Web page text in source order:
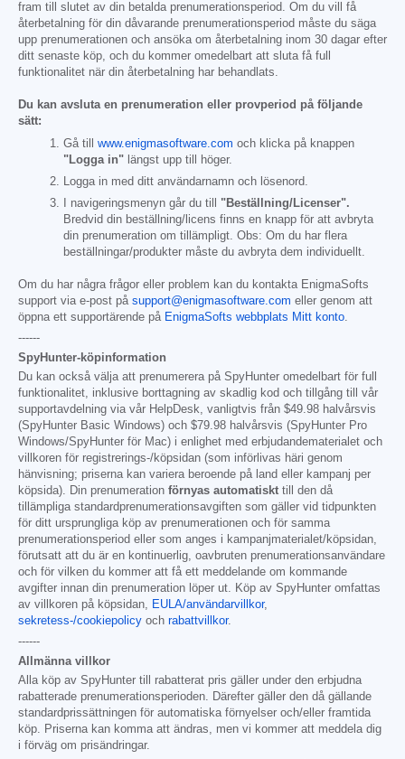
fram till slutet av din betalda prenumerationsperiod. Om du vill få
återbetalning för din dåvarande prenumerationsperiod måste du säga
upp prenumerationen och ansöka om återbetalning inom 30 dagar efter
ditt senaste köp, och du kommer omedelbart att sluta få full
funktionalitet när din återbetalning har behandlats.
Du kan avsluta en prenumeration eller provperiod på följande
sätt:
Gå till www.enigmasoftware.com och klicka på knappen
"Logga in" längst upp till höger.
Logga in med ditt användarnamn och lösenord.
I navigeringsmenyn går du till "Beställning/Licenser".
Bredvid din beställning/licens finns en knapp för att avbryta
din prenumeration om tillämpligt. Obs: Om du har flera
beställningar/produkter måste du avbryta dem individuellt.
Om du har några frågor eller problem kan du kontakta EnigmaSofts
support via e-post på support@enigmasoftware.com eller genom att
öppna ett supportärende på EnigmaSofts webbplats Mitt konto.
------
SpyHunter-köpinformation
Du kan också välja att prenumerera på SpyHunter omedelbart för full
funktionalitet, inklusive borttagning av skadlig kod och tillgång till vår
supportavdelning via vår HelpDesk, vanligtvis från $49.98 halvårsvis
(SpyHunter Basic Windows) och $79.98 halvårsvis (SpyHunter Pro
Windows/SpyHunter för Mac) i enlighet med erbjudandematerialet och
villkoren för registrerings-/köpsidan (som införlivas häri genom
hänvisning; priserna kan variera beroende på land eller kampanj per
köpsida). Din prenumeration förnyas automatiskt till den då
tillämpliga standardprenumerationsavgiften som gäller vid tidpunkten
för ditt ursprungliga köp av prenumerationen och för samma
prenumerationsperiod eller som anges i kampanjmaterialet/köpsidan,
förutsatt att du är en kontinuerlig, oavbruten prenumerationsanvändare
och för vilken du kommer att få ett meddelande om kommande
avgifter innan din prenumeration löper ut. Köp av SpyHunter omfattas
av villkoren på köpsidan, EULA/användarvillkor,
sekretess-/cookiepolicy och rabattvillkor.
------
Allmänna villkor
Alla köp av SpyHunter till rabatterat pris gäller under den erbjudna
rabatterade prenumerationsperioden. Därefter gäller den då gällande
standardprissättningen för automatiska förnyelser och/eller framtida
köp. Priserna kan komma att ändras, men vi kommer att meddela dig
i förväg om prisändringar.